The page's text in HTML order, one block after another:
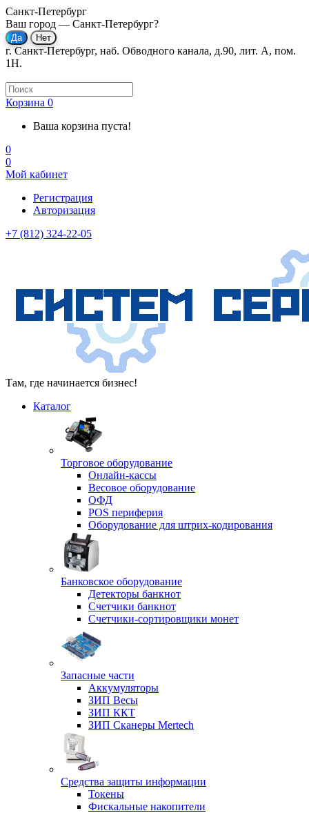
Санкт-Петербург
Ваш город — Санкт-Петербург?
г. Санкт-Петербург, наб. Обводного канала, д.90, лит. А, пом.
1Н.
Корзина 0
Ваша корзина пуста!
0
0
Мой кабинет
Регистрация
Авторизация
+7 (812) 324-22-05
Там, где начинается бизнес!
Каталог
Торговое оборудование
Онлайн-кассы
Весовое оборудование
ОФД
POS периферия
Оборудование для штрих-кодирования
Банковское оборудование
Детекторы банкнот
Счетчики банкнот
Счетчики-сортировщики монет
Запасные части
Аккумуляторы
ЗИП Весы
ЗИП ККТ
ЗИП Сканеры Mertech
Средства защиты информации
Токены
Фискальные накопители